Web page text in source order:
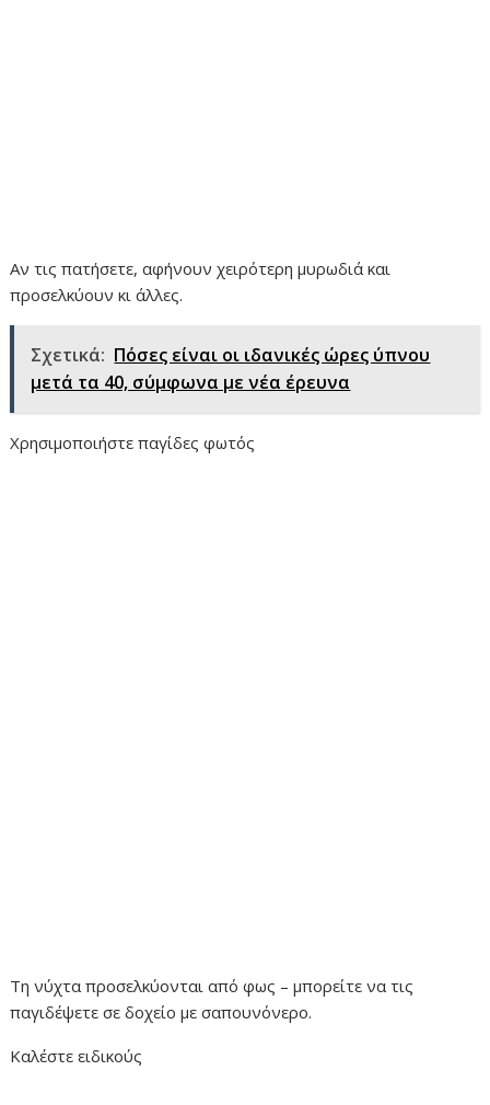
Αν τις πατήσετε, αφήνουν χειρότερη μυρωδιά και
προσελκύουν κι άλλες.
Σχετικά: Πόσες είναι οι ιδανικές ώρες ύπνου
μετά τα 40, σύμφωνα με νέα έρευνα
Χρησιμοποιήστε παγίδες φωτός
Τη νύχτα προσελκύονται από φως – μπορείτε να τις
παγιδέψετε σε δοχείο με σαπουνόνερο.
Καλέστε ειδικούς